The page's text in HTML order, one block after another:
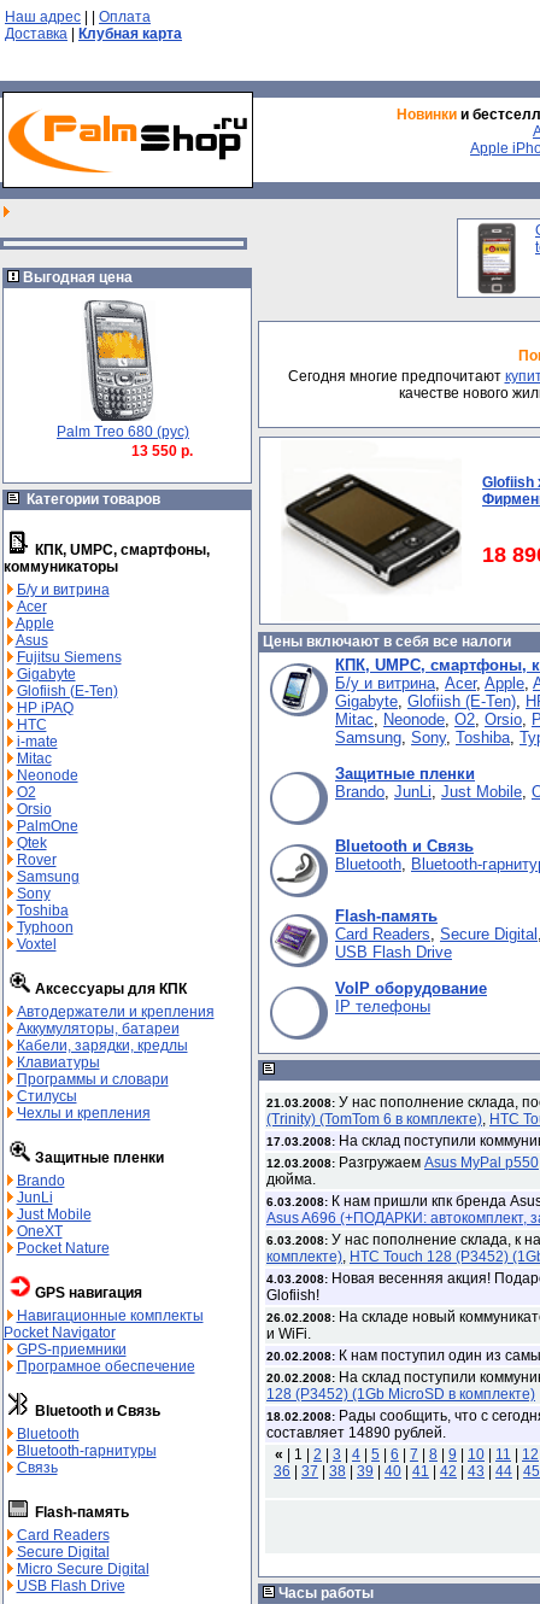
Наш адрес
Оплата
Доставка
Клубная карта
Новинки и
Apple
Выгодная цена
Palm Treo 680 (рус)
13 550 р.
Категории товаров
КПК, UMPC, смартфоны,
коммуникаторы
Б/у и витрина
Acer
Apple
Asus
Fujitsu Siemens
Gigabyte
Glofiish (E-Ten)
HP iPAQ
HTC
i-mate
Mitac
Neonode
O2
Orsio
PalmOne
Qtek
Rover
Samsung
Sony
Toshiba
Typhoon
Voxtel
Аксессуары для КПК
Автодержатели и крепления
Аккумуляторы, батареи
Кабели, зарядки, кредлы
Клавиатуры
Программы и словари
Стилусы
Чехлы и крепления
Защитные пленки
Brando
JunLi
Just Mobile
OneXT
Pocket Nature
GPS навигация
Навигационные комплекты
Pocket Navigator
GPS-приемники
Програмное обеспечение
Bluetooth и Связь
Bluetooth
Bluetooth-гарнитуры
Связь
Flash-память
Card Readers
Secure Digital
Micro Secure Digital
USB Flash Drive
Сегодня многие предпочитают
качестве нового
Glofiish
18
Цены включают в себя все налоги
КПК, UMPC, смартфоны,
Б/у и витрина, Acer, Apple,
Gigabyte, Glofiish (E-Ten),
Mitac, Neonode, O2, Orsio,
Samsung, Sony, Toshiba,
Защитные пленки
Brando, JunLi, Just Mobile,
Bluetooth и Связь
Bluetooth, Bluetooth-
Flash-память
Card Readers, Secure Digital
USB Flash Drive
VoIP оборудование
IP телефоны
21.03.2008: У нас пополнение склада,
(Trinity) (TomTom 6 в комплекте), HTC
17.03.2008: На склад поступили
12.03.2008: Разгружаем Asus MyPal p550
дюйма.
6.03.2008: К нам пришли кпк бренда
Asus A696 (+ПОДАРКИ:
6.03.2008: У нас пополнение склада, к
комплекте), HTC Touch 128 (P3452)
4.03.2008: Новая весенняя акция!
Glofiish!
26.02.2008: На складе новый
и WiFi.
20.02.2008: К нам поступил один из
20.02.2008: На склад поступили
128 (P3452) (1Gb MicroSD в комплекте)
18.02.2008: Рады сообщить, что с
составляет 14890 рублей.
«
1 | 2 3 4 5 6 7 8 9 10 11 12
36
37 38 39 40 41 42 43 44 45
Часы работы